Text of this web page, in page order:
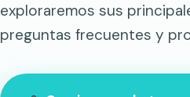
exploraremos sus
preguntas frecuentes y